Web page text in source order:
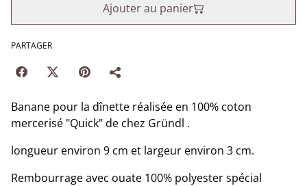
Ajouter au panier
PARTAGER
Banane pour la dînette réalisée en 100% coton
mercerisé "Quick" de chez Gründl .
longueur environ 9 cm et largeur environ 3 cm.
Rembourrage avec ouate 100% polyester spécial